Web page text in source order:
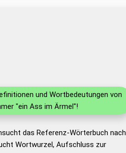
und Wortbedeutungen von
"ein Ass im Ärmel"!
das Referenz-Wörterbuch nach
Wortwurzel, Aufschluss zur